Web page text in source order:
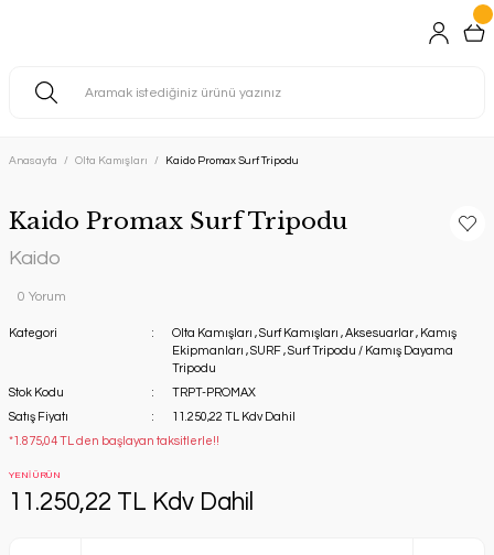
Anasayfa Olta Kamışları Kaido Promax Surf Tripodu
Kaido Promax Surf Tripodu
Kaido
0 Yorum
Kategori Olta Kamışları ,Surf Kamışları ,Aksesuarlar , Kamış
Ekipmanları ,SURF ,Surf Tripodu / Kamış Dayama
Tripodu
Stok Kodu
TRPT-PROMAX
Satış Fiyatı
11.250,22 TL Kdv Dahil
*1.875,04 TL den başlayan taksitlerle!!
YENİ ÜRÜN
11.250,22 TL Kdv Dahil